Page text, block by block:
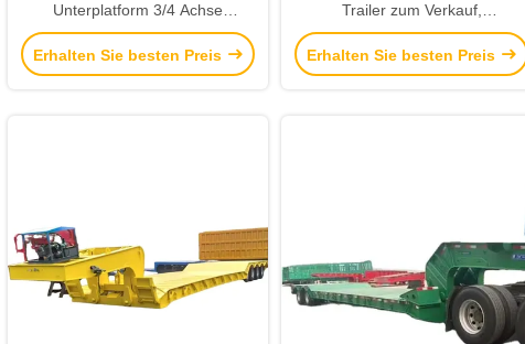
Unterplatform 3/4 Achse
12.00R20 Reifen 40 Tonnen 60
Tonnen 80 Tonnen 100 Tonnen
Erhalten Sie besten Preis
Trailer zum Verkauf,
abnehmbarer Gooseneck
Lowbed Drop Deck Semi Trailer
Erhalten Sie besten Preis